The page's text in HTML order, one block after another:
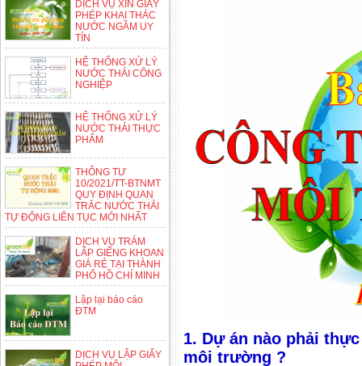
DỊCH VỤ XIN GIẤY
PHÉP KHAI THÁC
NƯỚC NGẦM UY
TÍN
HỆ THỐNG XỬ LÝ
NƯỚC THẢI CÔNG
NGHIỆP
HỆ THỐNG XỬ LÝ
NƯỚC THẢI THỰC
PHẨM
THÔNG TƯ
10/2021/TT-BTNMT
QUY ĐỊNH QUAN
TRẮC NƯỚC THẢI
TỰ ĐỘNG LIÊN TỤC MỚI NHẤT
DỊCH VỤ TRÁM
LẤP GIẾNG KHOAN
GIÁ RẺ TẠI THÀNH
PHỐ HỒ CHÍ MINH
Lập lại báo cáo
ĐTM
DỊCH VỤ LẬP GIẤY
1. Dự án nào phải
môi trường ?